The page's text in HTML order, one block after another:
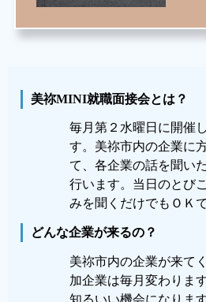
美祢MINI就職面接会とは？
毎月第２水曜日に開催
す。美祢市内の企業に
て、各企業の話を聞い
行います。当日のとび
みを聞くだけでもＯＫで
どんな企業が来るの？
美祢市内の企業が来て
加企業は毎月変わりま
知るいい機会になりま